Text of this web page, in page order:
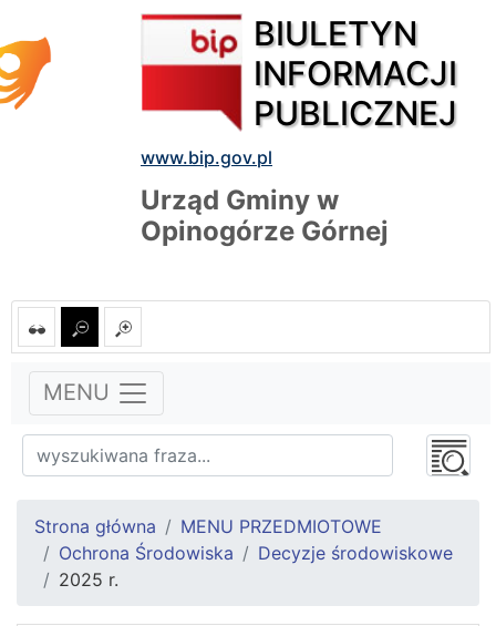
BIULETYN
INFORMACJI
PUBLICZNEJ
www.bip.gov.pl
Urząd Gminy w
Opinogórze Górnej
MENU
Strona główna
MENU PRZEDMIOTOWE
Ochrona Środowiska
Decyzje środowiskowe
2025 r.